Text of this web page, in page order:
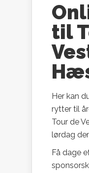
til
Her kan
rytter til
Tour de
lørdag
Få dage